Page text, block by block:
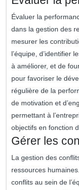
Évaluer la
dans la gestion des
mesurer les
l’équipe, d’identifier
à améliorer, et de
pour favoriser le
régulière de la
de motivation et
permettant à
objectifs en fonction
Gérer les
La gestion des
ressources
conflits au sein de